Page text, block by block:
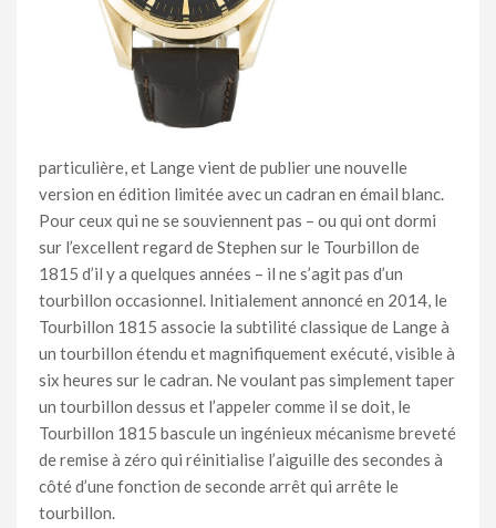
particulière, et Lange vient de publier une nouvelle
version en édition limitée avec un cadran en émail blanc.
Pour ceux qui ne se souviennent pas – ou qui ont dormi
sur l’excellent regard de Stephen sur le Tourbillon de
1815 d’il y a quelques années – il ne s’agit pas d’un
tourbillon occasionnel. Initialement annoncé en 2014, le
Tourbillon 1815 associe la subtilité classique de Lange à
un tourbillon étendu et magnifiquement exécuté, visible à
six heures sur le cadran. Ne voulant pas simplement taper
un tourbillon dessus et l’appeler comme il se doit, le
Tourbillon 1815 bascule un ingénieux mécanisme breveté
de remise à zéro qui réinitialise l’aiguille des secondes à
côté d’une fonction de seconde arrêt qui arrête le
tourbillon.